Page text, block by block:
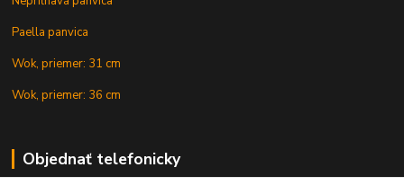
Paella panvica
Wok, priemer: 31 cm
Wok, priemer: 36 cm
Objednať telefonicky